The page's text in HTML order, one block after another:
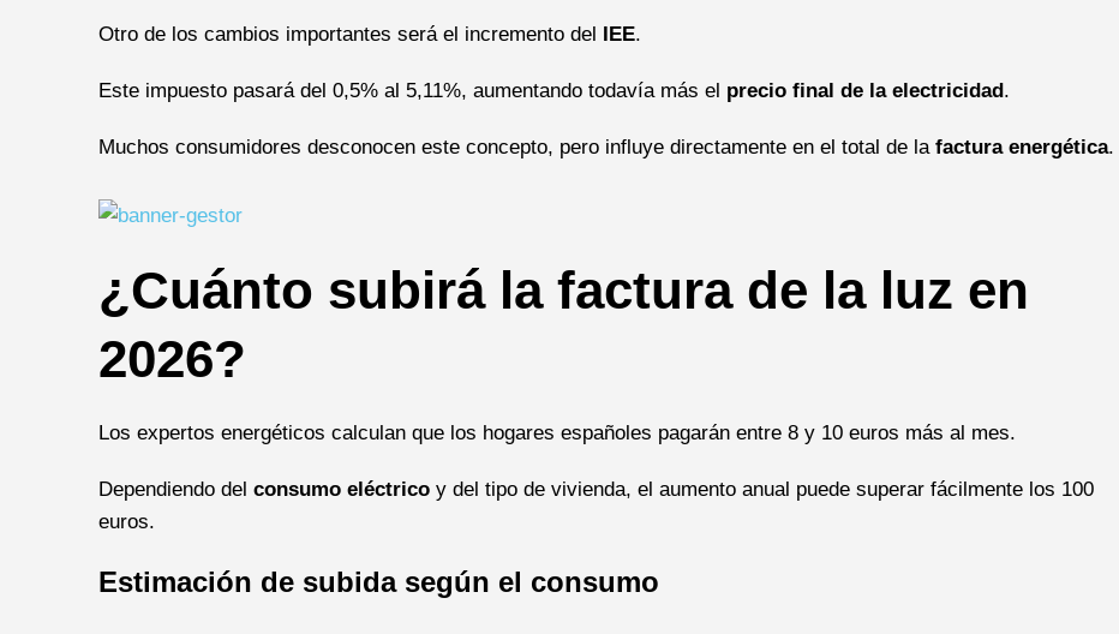
Otro de los cambios importantes será el incremento del IEE.
Este impuesto pasará del 0,5% al 5,11%, aumentando todavía más el precio final de la electricidad.
Muchos consumidores desconocen este concepto, pero influye directamente en el total de la factura energética.
¿Cuánto subirá la factura de la luz en
2026?
Los expertos energéticos calculan que los hogares españoles pagarán entre 8 y 10 euros más al mes.
Dependiendo del consumo eléctrico y del tipo de vivienda, el aumento anual puede superar fácilmente los 100
euros.
Estimación de subida según el consumo